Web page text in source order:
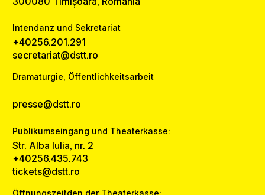
Intendanz und Sekretariat
+40256.201.291
secretariat@dstt.ro
Dramaturgie, Öffentlichkeitsarbeit
presse@dstt.ro
Publikumseingang und Theaterkasse:
Str. Alba Iulia, nr. 2
+40256.435.743
tickets@dstt.ro